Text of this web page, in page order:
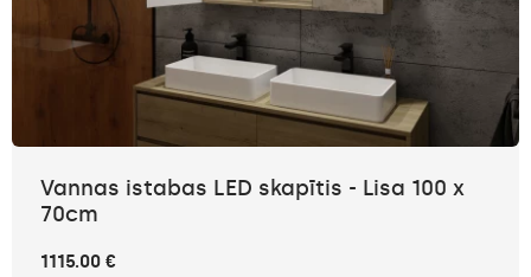
Vannas istabas LED skapītis - Lisa 100 x
70cm
1115.00 €